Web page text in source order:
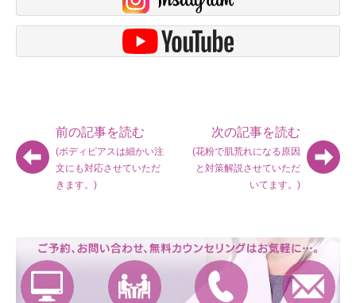
前の記事を読む
(ボディピアスは細かい注
文にも対応させていただ
きます。)
次の記事を読む
(花粉で肌荒れになる原因
と対策解説させていただ
いてます。)